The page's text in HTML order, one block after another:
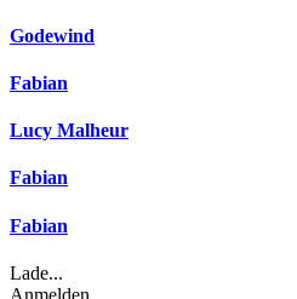
Godewind
Fabian
Lucy Malheur
Fabian
Fabian
Lade...
Anmelden